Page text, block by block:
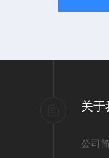
关于
公司